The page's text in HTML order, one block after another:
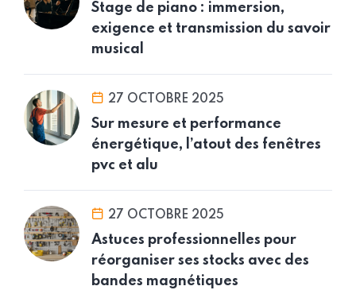
Stage de piano : immersion,
exigence et transmission du savoir
musical
27 OCTOBRE 2025
Sur mesure et performance
énergétique, l’atout des fenêtres
pvc et alu
27 OCTOBRE 2025
Astuces professionnelles pour
réorganiser ses stocks avec des
bandes magnétiques